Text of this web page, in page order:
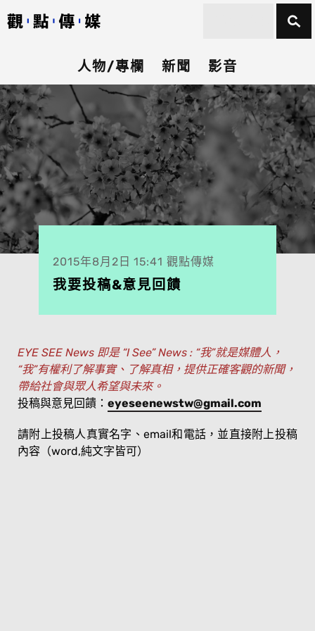
人物/專欄 新聞 影音
2015年8月2日 15:41 觀點傳媒
我要投稿&意見回饋
EYE SEE News 即是 “I See” News : “我”就是媒體人，
“我”有權利了解事實、了解真相，提供正確客觀的新聞，
帶給社會與眾人希望與未來。
投稿與意見回饋： eyeseenewstw@gmail.com
請附上投稿人真實名字、email和電話，並直接附上投稿
內容（word,純文字皆可）